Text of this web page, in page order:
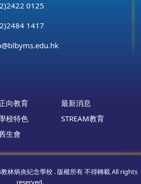
0125
1417
向教育
最新消息
校特色
STREAM教育
生會
林炳炎紀念學校 . 版權所有 不得轉載 All rights
reserved.